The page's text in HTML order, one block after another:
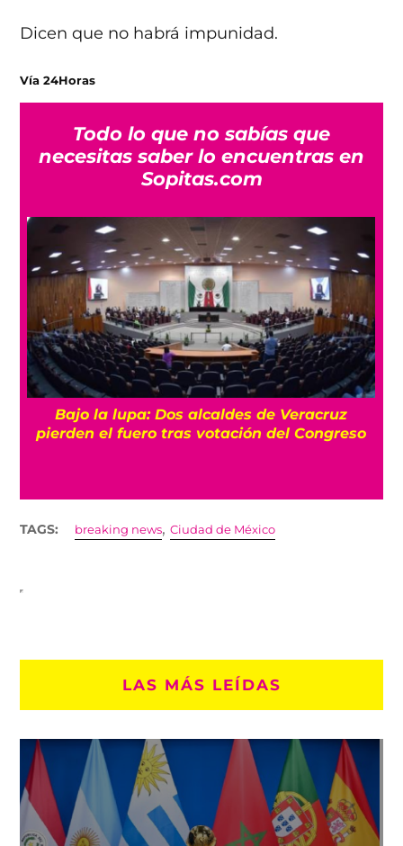
Dicen que no habrá impunidad.
Vía 24Horas
Todo lo que no sabías que
necesitas saber lo encuentras en
Sopitas.com
Bajo la lupa: Dos alcaldes de Veracruz
pierden el fuero tras votación del Congreso
TAGS: breaking news,Ciudad de México
LAS MÁS LEÍDAS